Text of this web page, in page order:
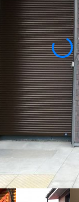
Рольставни
безопасность,
надежность. Мы
Покидая дом
имущества и
наружные
Изготовим
От
2 года